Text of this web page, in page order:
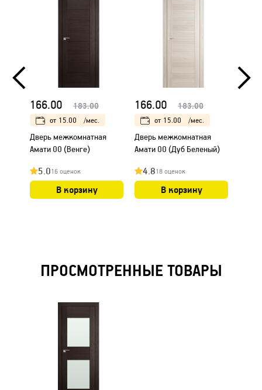
166.00 183.00
от 15.00 /мес.
Дверь межкомнатная
Амати 00 (Венге)
5.016 оценок
В корзину
166.00 183.00
от 15.00 /мес.
Дверь межкомнатная
Амати 00 (Дуб Беленый)
4.818 оценок
В корзину
ПРОСМОТРЕННЫЕ ТОВАРЫ